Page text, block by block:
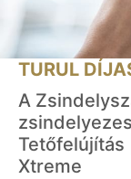
TURUL
A
Tetőfelújítás
Xtreme